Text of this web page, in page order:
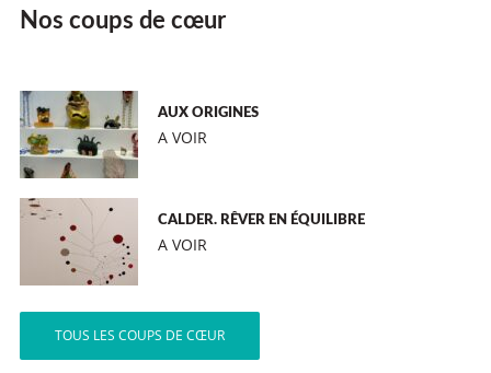
Nos coups de cœur
AUX ORIGINES
A VOIR
CALDER. RÊVER EN ÉQUILIBRE
A VOIR
TOUS LES COUPS DE CŒUR